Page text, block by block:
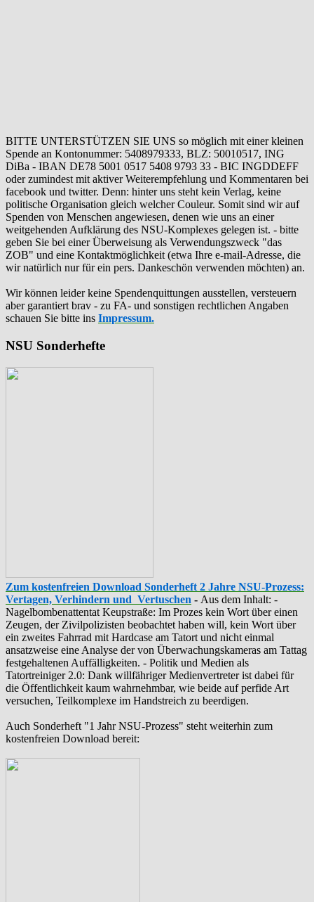
BITTE UNTERSTÜTZEN SIE UNS so möglich mit einer kleinen
Spende an Kontonummer: 5408979333, BLZ: 50010517, ING
DiBa - IBAN DE78 5001 0517 5408 9793 33 - BIC INGDDEFF
oder zumindest mit aktiver Weiterempfehlung und Kommentaren bei
facebook und twitter. Denn: hinter uns steht kein Verlag, keine
politische Organisation gleich welcher Couleur. Somit sind wir auf
Spenden von Menschen angewiesen, denen wie uns an einer
weitgehenden Aufklärung des NSU-Komplexes gelegen ist. - bitte
geben Sie bei einer Überweisung als Verwendungszweck "das
ZOB" und eine Kontaktmöglichkeit (etwa Ihre e-mail-Adresse, die
wir natürlich nur für ein pers. Dankeschön verwenden möchten) an.
Wir können leider keine Spendenquittungen ausstellen, versteuern
aber garantiert brav - zu FA- und sonstigen rechtlichen Angaben
schauen Sie bitte ins Impressum.
NSU Sonderhefte
Zum kostenfreien Download Sonderheft 2 Jahre NSU-Prozess:
Vertagen, Verhindern und Vertuschen - Aus dem Inhalt: -
‪Nagelbombenattentat‬ ‎Keupstraße‬: Im Prozes kein Wort über einen
Zeugen, der Zivilpolizisten beobachtet haben will, kein Wort über
ein zweites Fahrrad mit Hardcase am Tatort und nicht einmal
ansatzweise eine Analyse der von Überwachungskameras am Tattag
festgehaltenen Auffälligkeiten. - Politik und Medien als
‪Tatortreiniger‬ 2.0: Dank willfähriger Medienvertreter ist dabei für
die Öffentlichkeit kaum wahrnehmbar, wie beide auf perfide Art
versuchen, Teilkomplexe im Handstreich zu beerdigen.
Auch Sonderheft "1 Jahr NSU-Prozess" steht weiterhin zum
kostenfreien Download bereit: